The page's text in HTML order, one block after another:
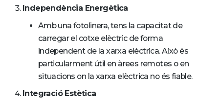
Independència Energètica
Amb una fotolinera, tens la capacitat de
carregar el cotxe elèctric de forma
independent de la xarxa elèctrica. Això és
particularment útil en àrees remotes o en
situacions on la xarxa elèctrica no és fiable.
Integració Estètica